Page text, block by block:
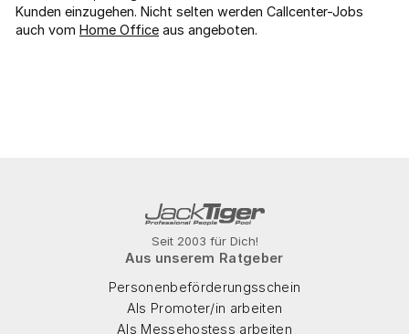
Kunden einzugehen. Nicht selten werden Callcenter-Jobs
auch vom Home Office aus angeboten.
Seit 2003 für Dich!
Aus unserem Ratgeber
Personenbeförderungsschein
Als Promoter/in arbeiten
Als Messehostess arbeiten